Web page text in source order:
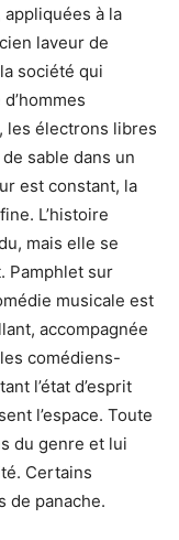
à la
laveur de
société qui
les électrons libres
sable dans un
est constant, la
L’histoire
mais elle se
Pamphlet sur
musicale est
accompagnée
comédiens-
l’état d’esprit
l’espace. Toute
du genre et lui
Certains
de panache.